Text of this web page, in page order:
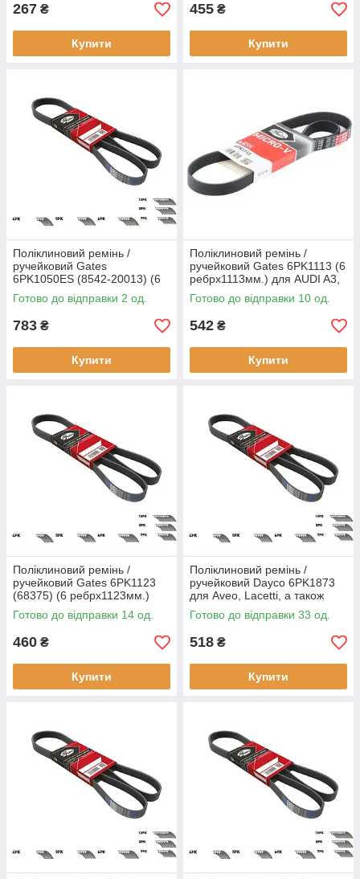
267 ₴
Купити
455 ₴
Купити
Поліклиновий ремінь /
ручейковий Gates
6PK1050ES (8542-20013) (6
ребрх1050мм.) для RENAULT
TRUCKS, Magnum,
Готово до відправки 2 од.
783 ₴
Купити
Поліклиновий ремінь /
ручейковий Gates 6PK1113 (6
ребрх1113мм.) для AUDI A3,
TT, CITROEN, Berlingo,
Jumpy, FIAT, Scudo, Ulysse,
Готово до відправки 10 од.
542 ₴
Купити
Поліклиновий ремінь /
ручейковий Gates 6PK1123
(68375) (6 ребрх1123мм.)
для AUDI, A3, A4, TT,
CITROEN, C2, C3, FIAT, Palio,
Готово до відправки 14 од.
460 ₴
Купити
Поліклиновий ремінь /
ручейковий Dayco 6PK1873
для Aveo, Lacetti, а також
застосовується: Audi, BMW,
Mercedes, Opel, Skoda,
Готово до відправки 33 од.
518 ₴
Купити